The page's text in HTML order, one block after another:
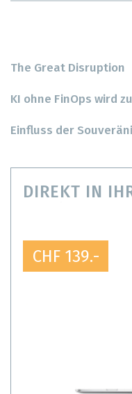
The Great Disruption
KI ohne FinOps wird
Einfluss der
DIREKT IN
CHF 139.-